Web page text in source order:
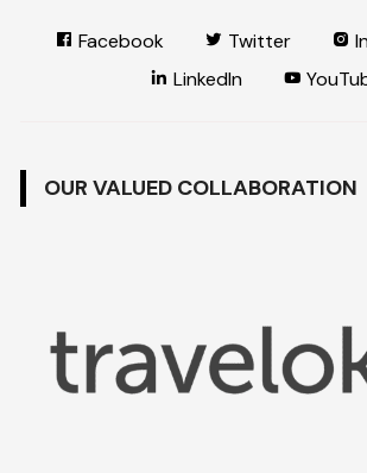
Facebook Twitter
LinkedIn
OUR VALUED COLLABORATION